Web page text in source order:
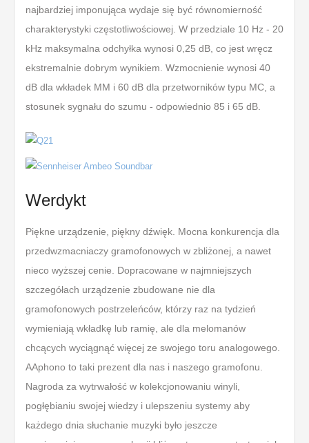
najbardziej imponująca wydaje się być równomierność
charakterystyki częstotliwościowej. W przedziale 10 Hz - 20
kHz maksymalna odchyłka wynosi 0,25 dB, co jest wręcz
ekstremalnie dobrym wynikiem. Wzmocnienie wynosi 40
dB dla wkładek MM i 60 dB dla przetworników typu MC, a
stosunek sygnału do szumu - odpowiednio 85 i 65 dB.
Werdykt
Piękne urządzenie, piękny dźwięk. Mocna konkurencja dla
przedwzmacniaczy gramofonowych w zbliżonej, a nawet
nieco wyższej cenie. Dopracowane w najmniejszych
szczegółach urządzenie zbudowane nie dla
gramofonowych postrzeleńców, którzy raz na tydzień
wymieniają wkładkę lub ramię, ale dla melomanów
chcących wyciągnąć więcej ze swojego toru analogowego.
AAphono to taki prezent dla nas i naszego gramofonu.
Nagroda za wytrwałość w kolekcjonowaniu winyli,
pogłębianiu swojej wiedzy i ulepszeniu systemy aby
każdego dnia słuchanie muzyki było jeszcze